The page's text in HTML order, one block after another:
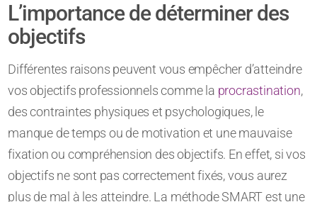
L’importance de déterminer des
objectifs
Différentes raisons peuvent vous empêcher d’atteindre
vos objectifs professionnels comme la procrastination,
des contraintes physiques et psychologiques, le
manque de temps ou de motivation et une mauvaise
fixation ou compréhension des objectifs. En effet, si vos
objectifs ne sont pas correctement fixés, vous aurez
plus de mal à les atteindre. La méthode SMART est une